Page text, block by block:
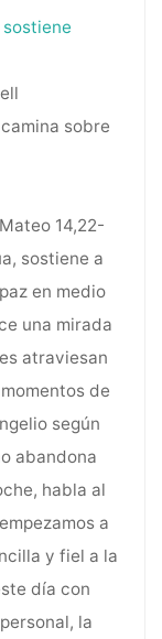
sobre
14,22-
sostiene a
en medio
una mirada
atraviesan
de
según
abandona
habla al
a
y fiel a la
día con
la